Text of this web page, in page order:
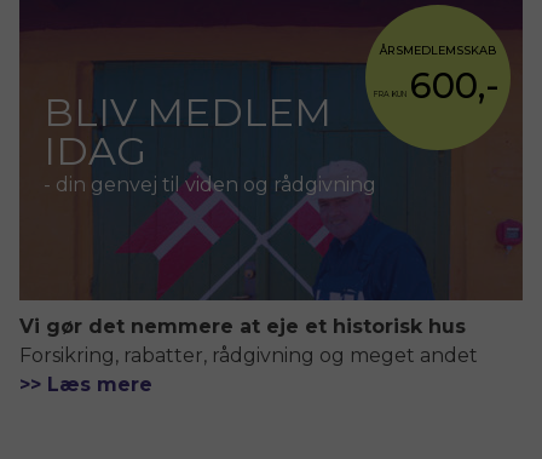
BLIV MEDLEM
IDAG
- din genvej til viden og rådgivning
ÅRSMEDLEMSSKAB
FRA KUN 600,-
Vi gør det nemmere at eje et historisk hus
Forsikring, rabatter, rådgivning og meget andet
>> Læs mere